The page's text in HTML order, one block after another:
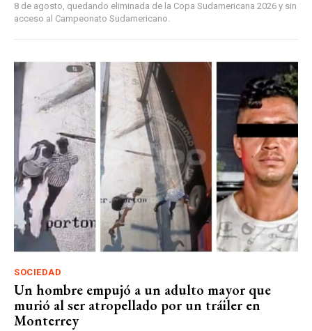
8 de agosto, quedando eliminada de la Copa Sudamericana 2026 y sin
acceso al Campeonato Sudamericano.
SOCIEDAD
Un hombre empujó a un adulto mayor que
murió al ser atropellado por un tráiler en
Monterrey